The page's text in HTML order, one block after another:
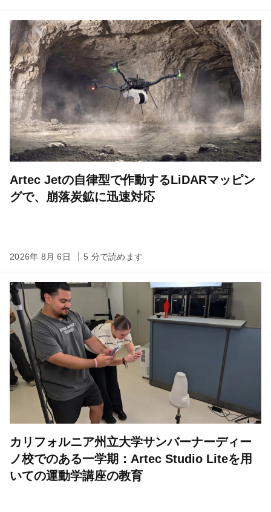
Artec Jetの自律型で作動するLiDARマッピン
グで、崩落炭鉱に迅速対応
2026年 8月 6日 5 分で読めます
カリフォルニア州立大学サンバーナーディー
ノ校でのある一学期：Artec Studio Liteを用
いての運動学講座の教育